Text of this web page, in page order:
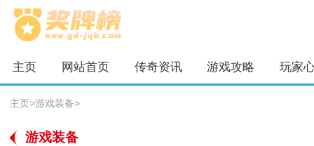
主页 网站首页 传奇资讯 游戏攻略 玩家
主页>游戏装备>
游戏装备